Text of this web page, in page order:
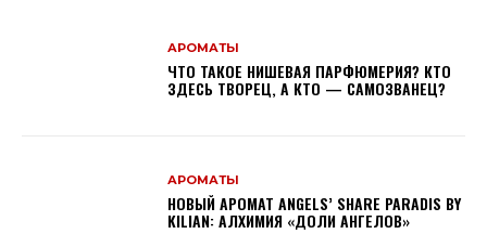
АРОМАТЫ
ЧТО ТАКОЕ НИШЕВАЯ ПАРФЮМЕРИЯ? КТО
ЗДЕСЬ ТВОРЕЦ, А КТО — САМОЗВАНЕЦ?
АРОМАТЫ
НОВЫЙ АРОМАТ ANGELS’ SHARE PARADIS BY
KILIAN: АЛХИМИЯ «ДОЛИ АНГЕЛОВ»